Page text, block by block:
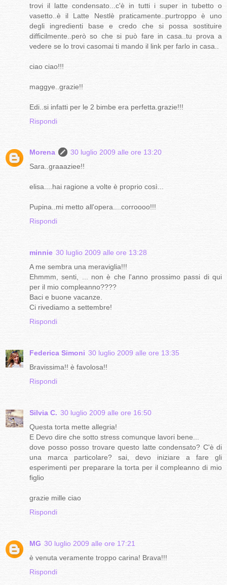
trovi il latte condensato...c'è in tutti i super in tubetto o
vasetto..è il Latte Nestlè praticamente..purtroppo è uno
degli ingredienti base e credo che si possa sostituire
difficilmente..però so che si può fare in casa..tu prova a
vedere se lo trovi casomai ti mando il link per farlo in casa..
ciao ciao!!!
maggye..grazie!!
Edi..si infatti per le 2 bimbe era perfetta.grazie!!!
Rispondi
Morena
30 luglio 2009 alle ore 13:20
Sara..graaaziee!!
elisa....hai ragione a volte è proprio così...
Pupina..mi metto all'opera....corroooo!!!
Rispondi
minnie 30 luglio 2009 alle ore 13:28
A me sembra una meraviglia!!!
Ehmmm, senti, ... non è che l'anno prossimo passi di qui
per il mio compleanno????
Baci e buone vacanze.
Ci rivediamo a settembre!
Rispondi
Federica Simoni 30 luglio 2009 alle ore 13:35
Bravissima!! è favolosa!!
Rispondi
Silvia C. 30 luglio 2009 alle ore 16:50
Questa torta mette allegria!
E Devo dire che sotto stress comunque lavori bene...
dove posso posso trovare questo latte condensato? C'è di
una marca particolare? sai, devo iniziare a fare gli
esperimenti per preparare la torta per il compleanno di mio
figlio
grazie mille ciao
Rispondi
MG 30 luglio 2009 alle ore 17:21
è venuta veramente troppo carina! Brava!!!
Rispondi